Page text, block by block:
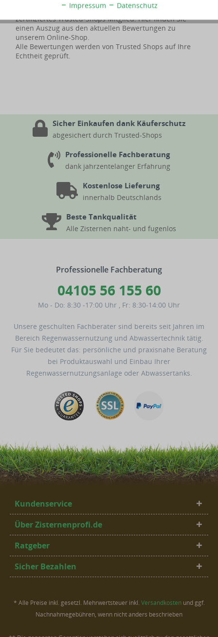
Bereits seit dem Jahre 2013 sind wir geprüftes und
zertifiziertes Trusted-Shops Mitglied. Hier finden Sie
einen Auszug aus den aktuellen Bewertungen zu
unserem Online-Shop.
Alle Bewertungen werden von Trusted Shops auf Ihre
Echtheit geprüft.
Sicher Einkaufen dank Käuferschutz
abgesichert durch Trusted-Shops
Professionelle Fachberatung
dank jahrzentelanger Erfahrung
Kostenlose Lieferung
innerhalb Deutschlands
Beste Tankqualität
Alle Zisternen naht- und fugenlos
Professionelle Fachberatung
04105 56 155 60
Mo - Do: 8:30 -17:00 Uhr Fr: 8:30-14:00 Uhr
Unsere geschulten Fachberater sind bereits seit Jahren im
Bereich Regenwassernutzung und Abwassertechnik tätig.
Für Sie bedeutet das: persönliche und praxisnahe Beratung
bei Produktauswahl und Einbau Ihrer
Regenwassernutzungsanlage oder Abwassertanks.
Kundenservice
Über Zisternenprofi.de
Ratgeber
Sicher Bezahlen
* Alle Preise inkl. gesetzl. Mehrwertsteuer inkl. Versandkostenund ggf.
Nachnahmegebühren, wenn nicht anders beschrieben
Impressum Datenschutz